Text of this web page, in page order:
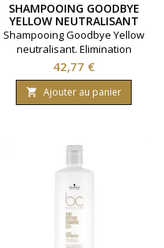
SHAMPOOING GOODBYE
YELLOW NEUTRALISANT
1000ML
Shampooing Goodbye Yellow
neutralisant. Elimination
des reflets jaunes.Nettoyage
en douceur et
brillance.Marque Schwarzkopf.
Contenance 1000 ml.
Prix
42,77 €
 Ajouter au panier